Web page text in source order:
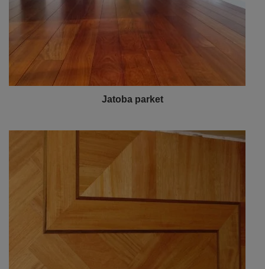
Jatoba parket